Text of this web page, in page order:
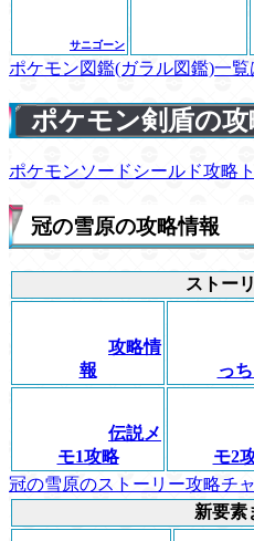
サニゴーン
ポケモン図鑑(ガラル図鑑)一覧
ポケモン剣盾の
ポケモンソードシールド攻略
冠の雪原の攻略情報
ストー
攻略情
報
っ
伝説メ
モ1攻略
モ2
冠の雪原のストーリー攻略チ
新要素